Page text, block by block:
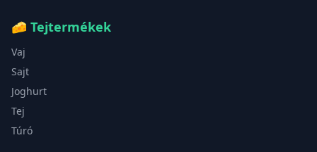
🧀 Tejtermékek
Vaj
Sajt
Joghurt
Tej
Túró